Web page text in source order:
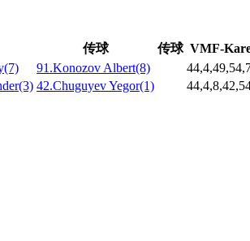
传球 传球 VMF-
91.Konozov Albert(8)
42.Chuguyev Yegor(1)